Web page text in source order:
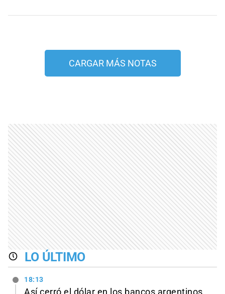
CARGAR MÁS NOTAS
LO ÚLTIMO
18:13